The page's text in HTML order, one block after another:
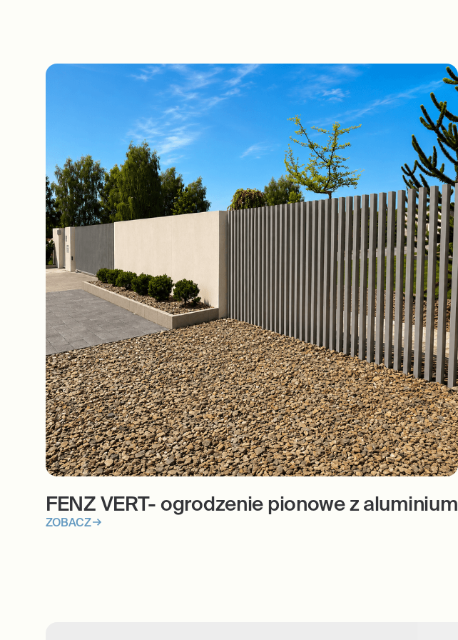
FENZ VERT- ogrodzenie pionowe z aluminium
ZOBACZ